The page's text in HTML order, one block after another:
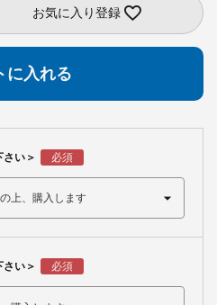
お気に入り登録
に入れる
い＞
い＞